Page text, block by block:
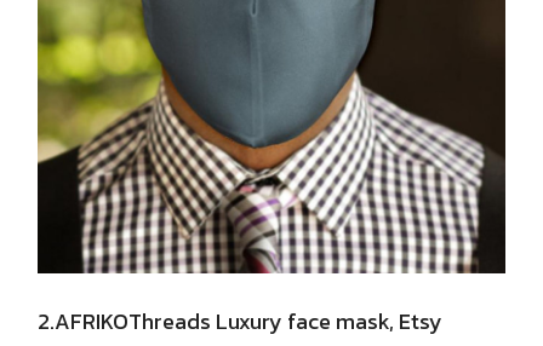
2.AFRIKOThreads Luxury face mask, Etsy